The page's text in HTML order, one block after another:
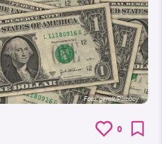
Foto:geralt/Pixabay
0